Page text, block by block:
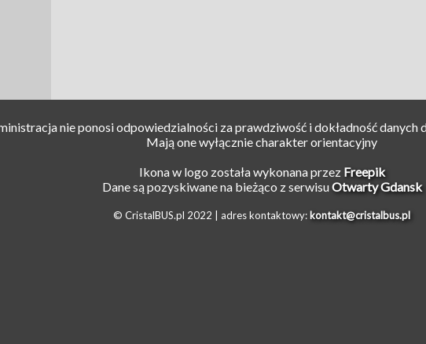
nie ponosi odpowiedzialności za prawdziwość i dokładność danych
Mają one wyłącznie charakter orientacyjny
Ikona w logo została wykonana przez Freepik
Dane są pozyskiwane na bieżąco z serwisuOtwarty Gdansk
© CristalBUS.pl 2022 | adres kontaktowy: kontakt@cristalbus.pl